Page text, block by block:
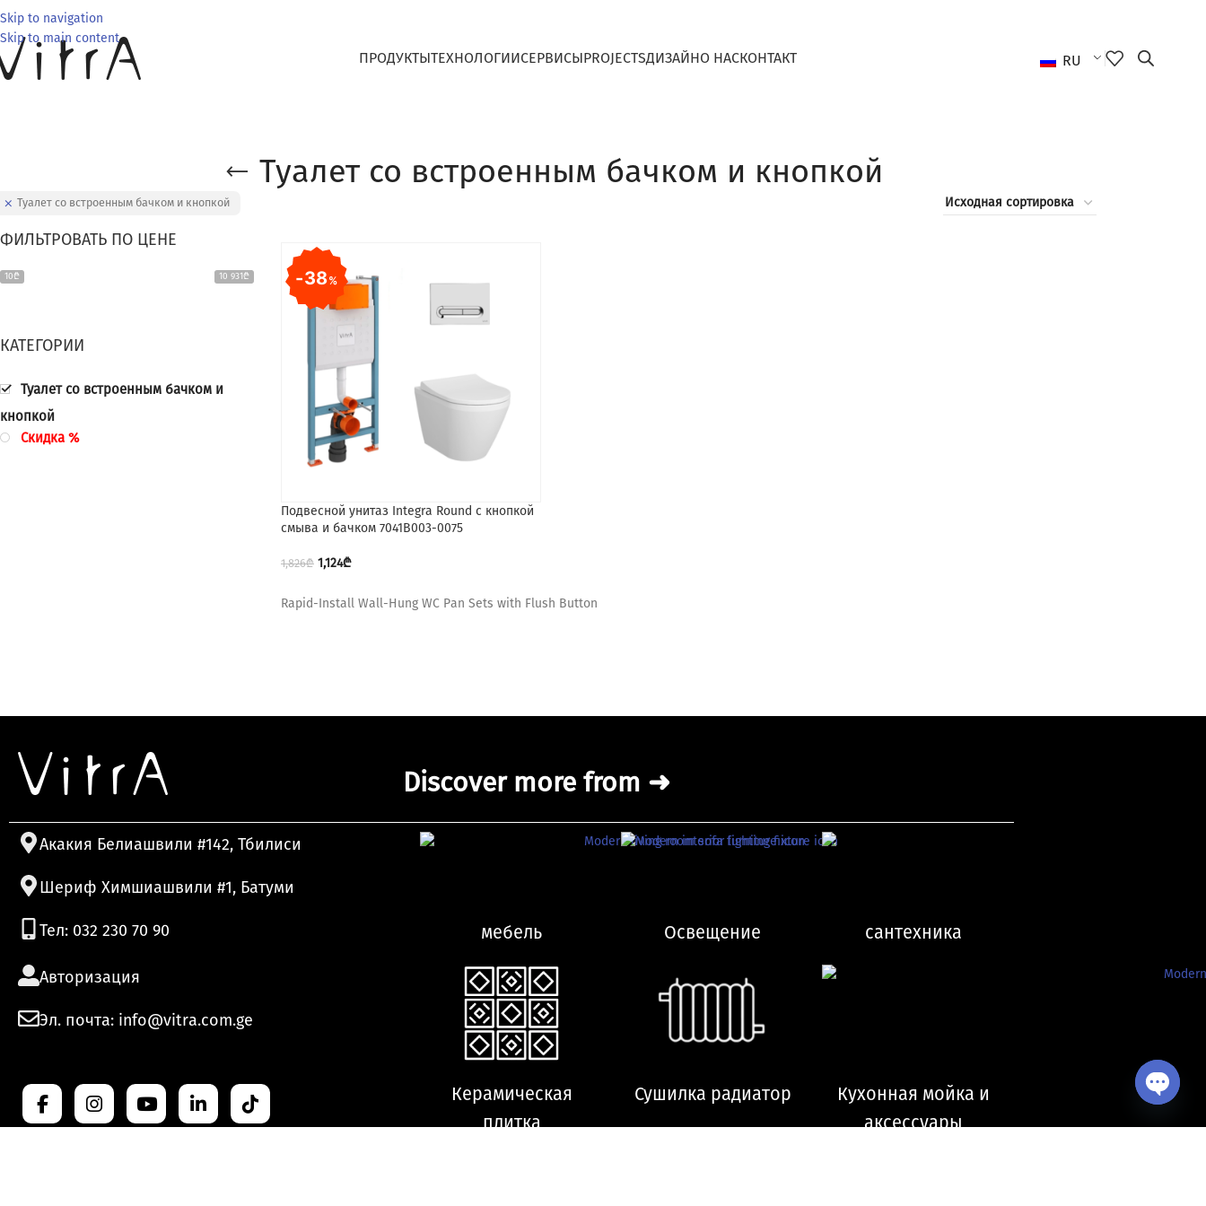
Skip to navigation
Skip to main content
ПРОДУКТЫТЕХНОЛОГИИСЕРВИСЫPROJECTSДИЗАЙНO НАСКОНТАКТ RU
Туалет со встроенным бачком и кнопкой
Туалет со встроенным бачком и кнопкой
ФИЛЬТРОВАТЬ ПО ЦЕНЕ
10₾ 10 931₾
КАТЕГОРИИ
Туалет со встроенным бачком и
кнопкой
Скидка %
38%
Подвесной унитаз Integra Round с кнопкой
смыва и бачком 7041B003-0075
1,826₾ 1,124₾
Rapid-Install Wall-Hung WC Pan Sets with Flush Button
Discover more from ➜
Акакия Белиашвили #142, Тбилиси
Шериф Химшиашвили #1, Батуми
Тел: 032 230 70 90 мебель Освещение сантехника
Авторизация
Эл. почта: info@vitra.com.ge
Керамическая
плитка
Сушилка радиатор
Кухонная мойка и
аксессуары